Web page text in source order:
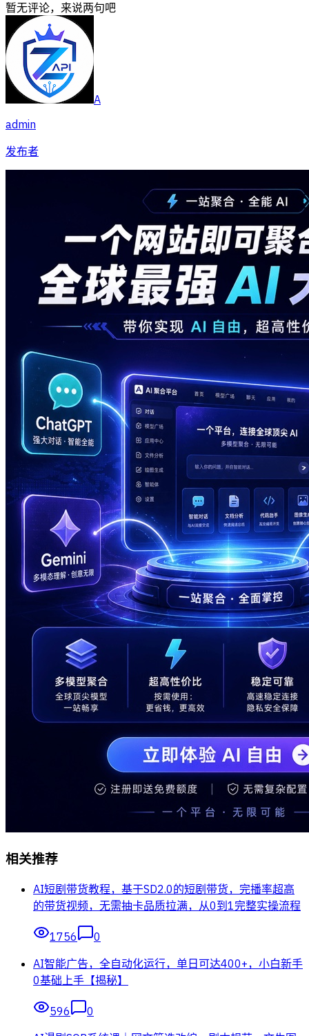
暂无评论，来说两句吧
A
admin
发布者
相关推荐
AI短剧带货教程，基于SD2.0的短剧带货，完播率超高
的带货视频，无需抽卡品质拉满，从0到1完整实操流程
1756
0
AI智能广告，全自动化运行，单日可达400+，小白新手
0基础上手【揭秘】
596
0